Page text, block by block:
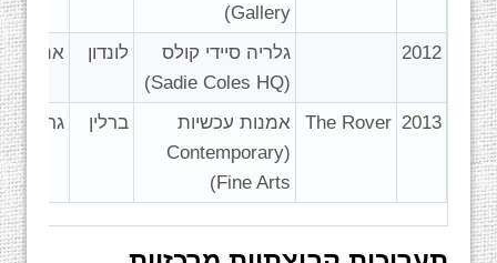
Gallery)
2012
גלריה סיידי קולס
(Sadie Coles HQ)
לונדון אנגליה
2013
The Rover
אמנות עכשיות
(Contemporary
Fine Arts)
ברלין גרמניה